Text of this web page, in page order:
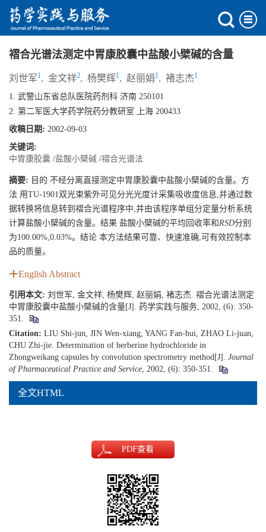
褶合光谱法测定中胃康胶囊中盐酸小檗碱的含量
刘世军1, 金文祥2, 杨樊辉1, 赵丽娟1, 褚志杰1
1. 武警山东省总队医院药剂科 济南 250101
2. 第二军医大学药学院药分教研室 上海 200433
收稿日期: 2002-09-03
关键词:
中胃康胶囊 /盐酸小檗碱 /褶合光谱法
摘要: 目的 不经分离直接测定中胃康胶囊中盐酸小檗碱的含量。方
法 用TU-1901双光束紫外可见分光光度计采集吸收度信息,并通过数
据转换将信息转到褶合光谱程序中,并由该程序单组分定量分析系统
计算盐酸小檗碱的含量。结果 盐酸小檗碱的平均回收率和 RSD分别
为100.00%,0.03%。结论 本方法结果可靠、快速准确,可有效控制本
品的质量。
English Abstract
引用本文: 刘世军, 金文祥, 杨樊辉, 赵丽娟, 褚志杰. 褶合光谱法测定
中胃康胶囊中盐酸小檗碱的含量[J]. 药学实践与服务, 2002, (6): 350-
351.
Citation: LIU Shi-jun, JIN Wen-xiang, YANG Fan-hui, ZHAO Li-juan,
CHU Zhi-jie. Determination of berberine hydrochloride in
Zhongweikang capsules by convolution spectrometry method[J]. Journal
of Pharmaceutical Practice and Service , 2002, (6): 350-351.
全文HTML
PDF查看